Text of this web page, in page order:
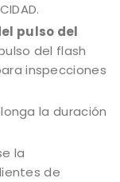
pulso del
del flash
inspecciones
la duración
la
de